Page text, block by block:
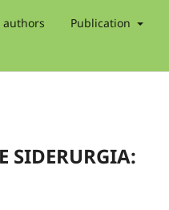
authors Publication
SIDERURGIA: